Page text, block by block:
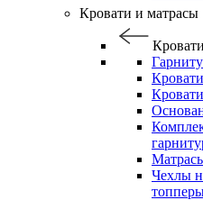
Кровати и матрасы
Кровати
Чехлы